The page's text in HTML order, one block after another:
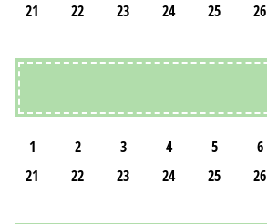
21
22 23 24 25 26
1 2 3 4 5 6
21
22 23 24 25 26